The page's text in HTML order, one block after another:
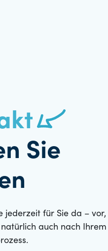
Sie
jederzeit für Sie da – vor,
auch nach Ihrem